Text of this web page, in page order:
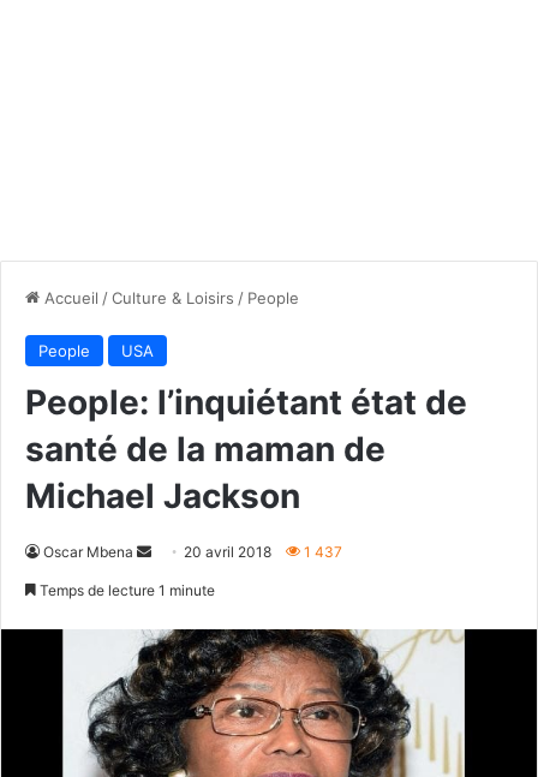
Accueil /Culture & Loisirs / People
People USA
People: l’inquiétant état de
santé de la maman de
Michael Jackson
Oscar Mbena
Envoyer20 avril 2018 1 437
Temps de lecture 1 minute